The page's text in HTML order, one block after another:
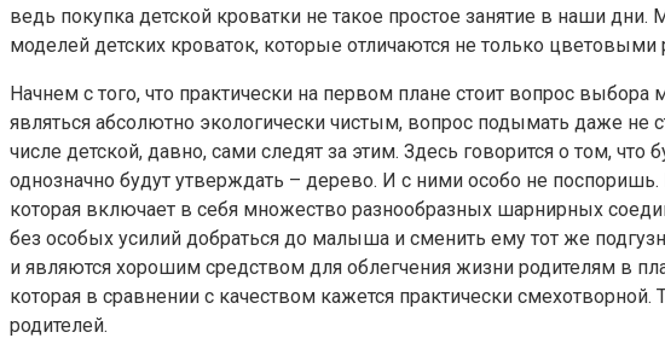
ведь покупка детской кроватки не такое простое занятие в наши
моделей детских кроваток, которые отличаются не только
Начнем с того, что практически на первом плане стоит вопрос
являться абсолютно экологически чистым, вопрос подымать даже
числе детской, давно, сами следят за этим. Здесь говорится о том,
однозначно будут утверждать – дерево. И с ними особо не
которая включает в себя множество разнообразных шарнирных
без особых усилий добраться до малыша и сменить ему тот же
и являются хорошим средством для облегчения жизни родителям в
которая в сравнении с качеством кажется практически
родителей.